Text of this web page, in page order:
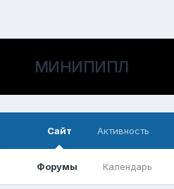
МИНИПИПЛ
Сайт
Форумы Календарь
Активность